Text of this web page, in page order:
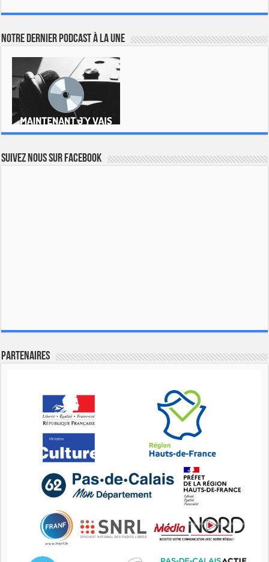
Notre dernier podcast à la une
Suivez nous sur Facebook
Partenaires